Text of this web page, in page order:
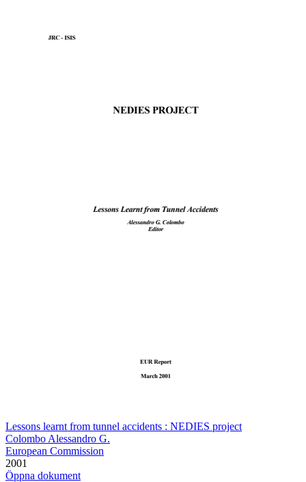
Lessons learnt from tunnel accidents : NEDIES project
Colombo Alessandro G.
European Commission
2001
Öppna dokument